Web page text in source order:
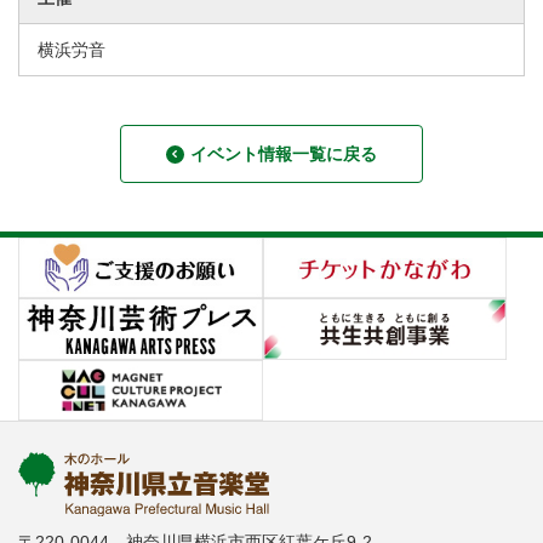
横浜労音
イベント情報一覧に戻る